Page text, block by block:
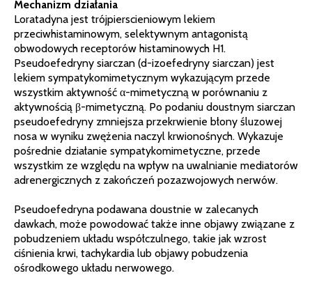
Mechanizm działania
Loratadyna jest trójpierscieniowym lekiem
przeciwhistaminowym, selektywnym antagonistą
obwodowych receptorów histaminowych H1.
Pseudoefedryny siarczan (d-izoefedryny siarczan) jest
lekiem sympatykomimetycznym wykazującym przede
wszystkim aktywność α-mimetyczną w porównaniu z
aktywnością β-mimetyczną. Po podaniu doustnym siarczan
pseudoefedryny zmniejsza przekrwienie błony śluzowej
nosa w wyniku zwężenia naczyl krwionośnych. Wykazuje
pośrednie działanie sympatykomimetyczne, przede
wszystkim ze względu na wpływ na uwalnianie mediatorów
adrenergicznych z zakończeń pozazwojowych nerwów.
Pseudoefedryna podawana doustnie w zalecanych
dawkach, może powodować także inne objawy związane z
pobudzeniem układu współczulnego, takie jak wzrost
ciśnienia krwi, tachykardia lub objawy pobudzenia
ośrodkowego układu nerwowego.